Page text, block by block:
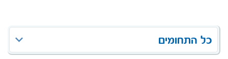
כל התחומים